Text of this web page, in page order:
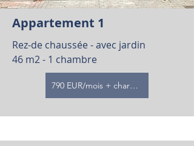
Appartement 1
Rez-de chaussée - avec jardin
46 m2 - 1 chambre
790 EUR/mois + charges (loué)